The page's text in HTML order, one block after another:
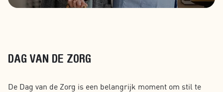
DAG VAN DE ZORG
De Dag van de Zorg is een belangrijk moment om stil te